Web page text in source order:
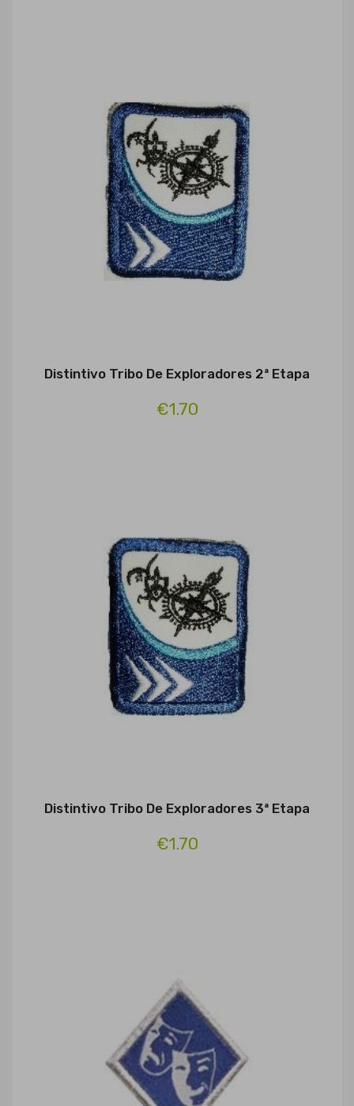
Distintivo Tribo De Exploradores 2ª Etapa
€1.70
Distintivo Tribo De Exploradores 3ª Etapa
€1.70